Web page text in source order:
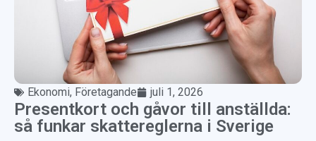
Ekonomi, Företagande juli 1, 2026
Presentkort och gåvor till anställda:
så funkar skattereglerna i Sverige